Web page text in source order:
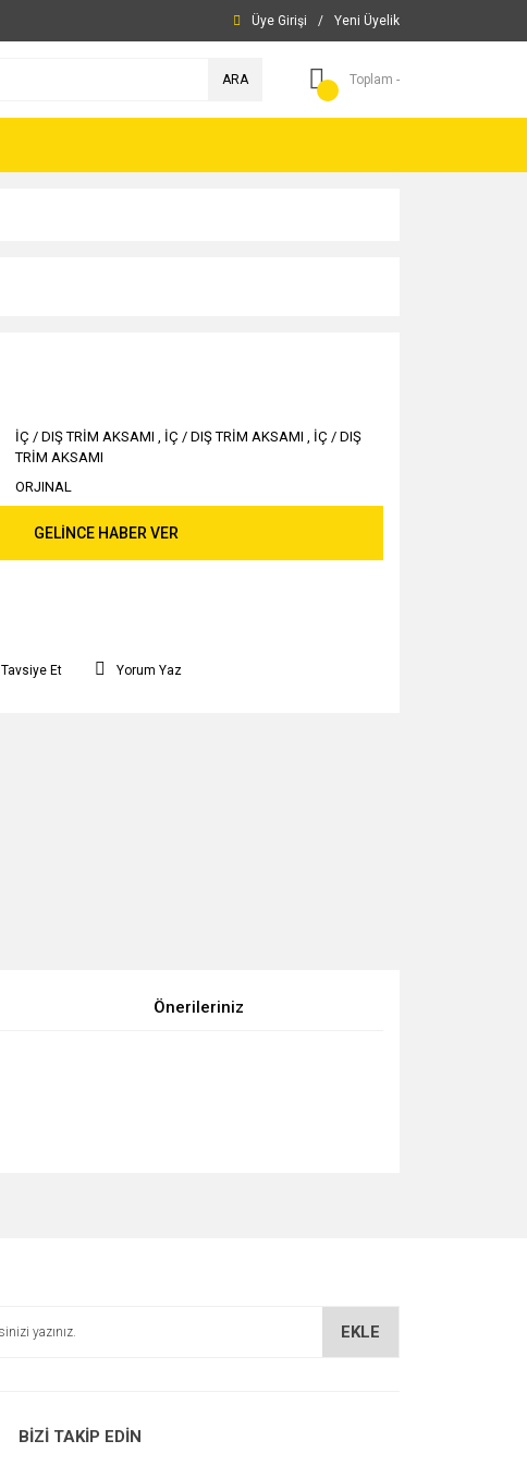
Üye Girişi / Yeni Üyelik
ARA Toplam -
İÇ / DIŞ TRİM AKSAMI , İÇ / DIŞ TRİM AKSAMI , İÇ / DIŞ
TRİM AKSAMI
ORJINAL
GELİNCE HABER VER
Tavsiye Et Yorum Yaz
Önerileriniz
EKLE
BİZİ TAKİP EDİN